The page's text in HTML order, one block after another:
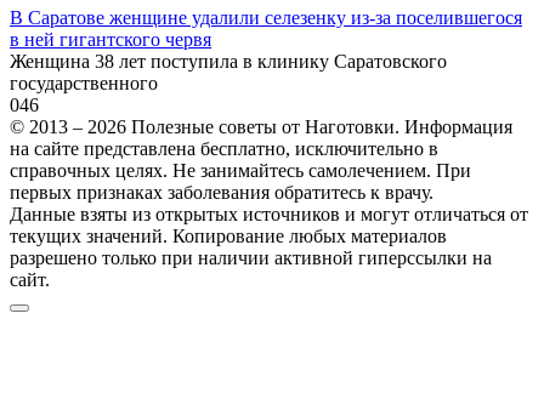
В Саратове женщине удалили селезенку из-за поселившегося
в ней гигантского червя
Женщина 38 лет поступила в клинику Саратовского
государственного
046
© 2013 – 2026 Полезные советы от Наготовки. Информация
на сайте представлена бесплатно, исключительно в
справочных целях. Не занимайтесь самолечением. При
первых признаках заболевания обратитесь к врачу.
Данные взяты из открытых источников и могут отличаться от
текущих значений. Копирование любых материалов
разрешено только при наличии активной гиперссылки на
сайт.